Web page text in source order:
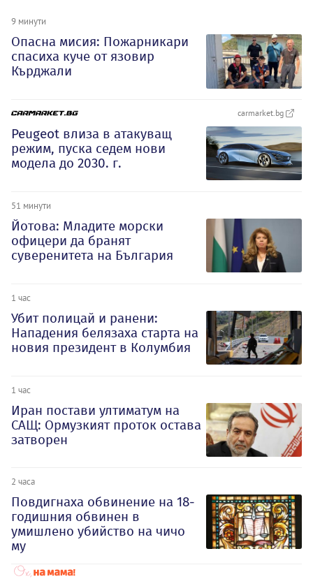
9 минути
Опасна мисия: Пожарникари
спасиха куче от язовир
Кърджали
carmarket.bg
Peugeot влиза в атакуващ
режим, пуска седем нови
модела до 2030. г.
51 минути
Йотова: Младите морски
офицери да бранят
суверенитета на България
1 час
Убит полицай и ранени:
Нападения белязаха старта на
новия президент в Колумбия
1 час
Иран постави ултиматум на
САЩ: Ормузкият проток остава
затворен
2 часа
Повдигнаха обвинение на 18-
годишния обвинен в
умишлено убийство на чичо
му